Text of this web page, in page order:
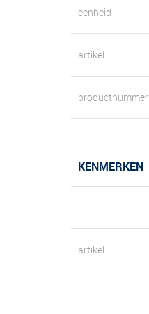
eenheid
artikel
productnummer
KENMERKEN
artikel